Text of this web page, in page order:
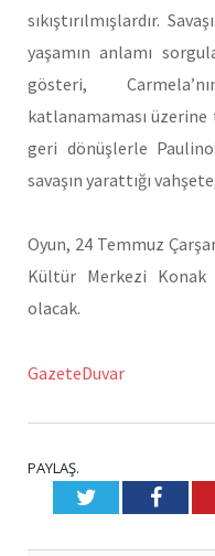
sıkıştırılmışlardır.
yaşamın anlamı
gösteri,
katlanamaması
geri dönüşlerle
savaşın yarattığı
Oyun, 24 Temmuz
Kültür Merkezi Konak
olacak.
GazeteDuvar
PAYLAŞ.
Twitter